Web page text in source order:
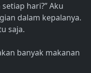
hari?” Aku
dalam kepalanya.
saja.
banyak makanan